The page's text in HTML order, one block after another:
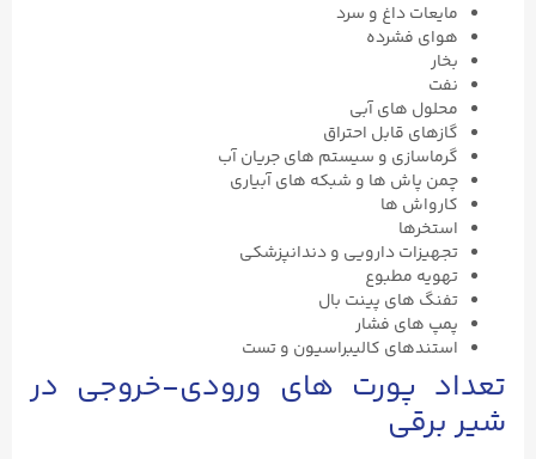
مایعات داغ و سرد
هوای فشرده
بخار
نفت
محلول های آبی
گازهای قابل احتراق
گرماسازی و سیستم های جریان آب
چمن پاش ها و شبکه های آبیاری
کارواش ها
استخرها
تجهیزات دارویی و دندانپزشکی
تهویه مطبوع
تفنگ های پینت بال
پمپ های فشار
استندهای کالیبراسیون و تست
تعداد پورت های ورودی-خروجی در
شیر برقی